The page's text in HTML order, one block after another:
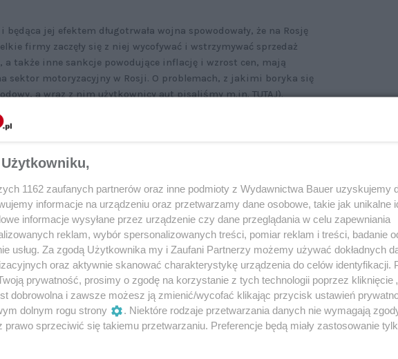
będąca jej efektem długotrwała wojna spowodowały, że na Rosję
firmy zaczęły się z niej wycofywać i wstrzymywać sprzedaż
a także inne sankcje powodujące inflację i wzrost cen, mają
sektor motoryzacyjny w Rosji. O problemach, z jakimi boryka się
a wraz z nim użytkownicy aut pisaliśmy m.in.TUTAJ).
nowych pojazdów osobowych i użytkowych wyniosła zaledwie
i Hiszpanię (dla unaocznienia sytuacji – to wynik wyższy
Polsce).
1162 zaufanych partnerów oraz inne podmioty z Wydawnictwa Bauer uzyskujemy
informacje na urządzeniu oraz przetwarzamy dane osobowe, takie jak unikalne
informacje wysyłane przez urządzenie czy dane przeglądania w celu zapewniania
reklam, wybór spersonalizowanych treści, pomiar reklam i treści, badanie
usług. Za zgodą Użytkownika my i Zaufani Partnerzy możemy używać dokładnych
oraz aktywnie skanować charakterystykę urządzenia do celów identyfikacji.
prywatność, prosimy o zgodę na korzystanie z tych technologii poprzez kliknięcie
dobrowolna i zawsze możesz ją zmienić/wycofać klikając przycisk ustawień
dolnym rogu strony
. Niektóre rodzaje przetwarzania danych nie wymagają
prawo sprzeciwić się takiemu przetwarzaniu. Preferencje będą miały zastosowanie